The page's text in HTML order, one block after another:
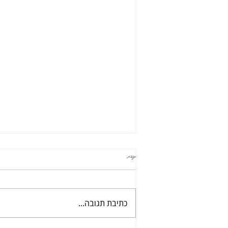
תגובות
כתיבת תגובה...